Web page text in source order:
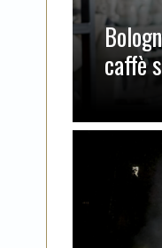
caffè